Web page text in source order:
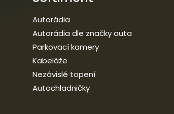
Autorádia
Autorádia dle značky auta
Parkovací kamery
Kabeláže
Nezávislé topení
Autochladničky